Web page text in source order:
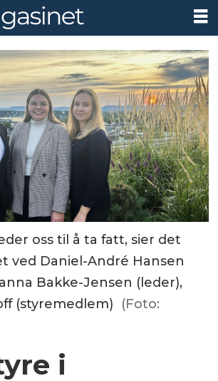
oss til å ta fatt, sier det
ved Daniel-André Hansen
Bakke-Jensen (leder),
(styremedlem)
(Foto:
i